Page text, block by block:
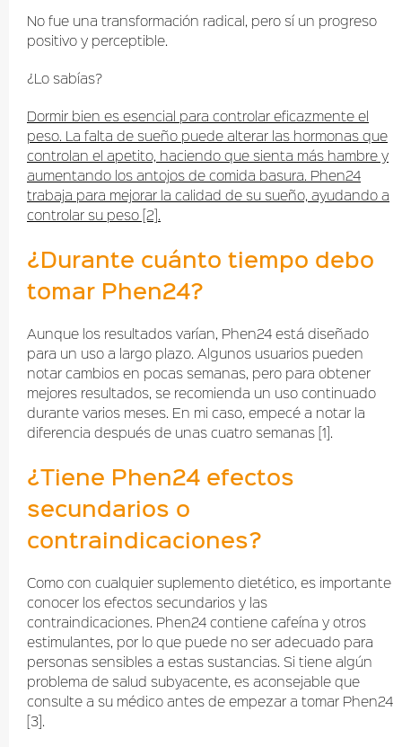
No fue una transformación radical, pero sí un progreso
positivo y perceptible.
¿Lo sabías?
Dormir bien es esencial para controlar eficazmente el
peso. La falta de sueño puede alterar las hormonas que
controlan el apetito, haciendo que sienta más hambre y
aumentando los antojos de comida basura. Phen24
trabaja para mejorar la calidad de su sueño, ayudando a
controlar su peso [2].
¿Durante cuánto tiempo debo
tomar Phen24?
Aunque los resultados varían, Phen24 está diseñado
para un uso a largo plazo. Algunos usuarios pueden
notar cambios en pocas semanas, pero para obtener
mejores resultados, se recomienda un uso continuado
durante varios meses. En mi caso, empecé a notar la
diferencia después de unas cuatro semanas [1].
¿Tiene Phen24 efectos
secundarios o
contraindicaciones?
Como con cualquier suplemento dietético, es importante
conocer los efectos secundarios y las
contraindicaciones. Phen24 contiene cafeína y otros
estimulantes, por lo que puede no ser adecuado para
personas sensibles a estas sustancias. Si tiene algún
problema de salud subyacente, es aconsejable que
consulte a su médico antes de empezar a tomar Phen24
[3].